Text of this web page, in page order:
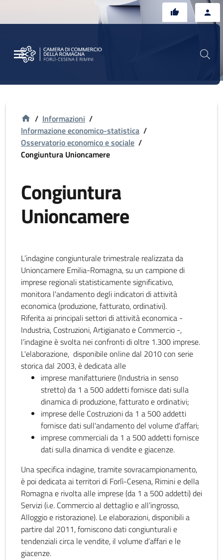
/ Informazioni /
Informazione economico-statistica /
Osservatorio economico e sociale /
Congiuntura Unioncamere
Congiuntura
Unioncamere
L’indagine congiunturale trimestrale realizzata da
Unioncamere Emilia-Romagna, su un campione di
imprese regionali statisticamente significativo,
monitora l'andamento degli indicatori di attività
economica (produzione, fatturato, ordinativi).
Riferita ai principali settori di attività economica -
Industria, Costruzioni, Artigianato e Commercio -,
l’indagine è svolta nei confronti di oltre 1.300 imprese.
L'elaborazione, disponibile online dal 2010 con serie
storica dal 2003, è dedicata alle
imprese manifatturiere (Industria in senso
stretto) da 1 a 500 addetti fornisce dati sulla
dinamica di produzione, fatturato e ordinativi;
imprese delle Costruzioni da 1 a 500 addetti
fornisce dati sull'andamento del volume d'affari;
imprese commerciali da 1 a 500 addetti fornisce
dati sulla dinamica di vendite e giacenze.
Una specifica indagine, tramite sovracampionamento,
è poi dedicata ai territori di Forlì-Cesena, Rimini e della
Romagna e rivolta alle imprese (da 1 a 500 addetti) dei
Servizi (i.e. Commercio al dettaglio e all’ingrosso,
Alloggio e ristorazione). Le elaborazioni, disponibili a
partire dal 2011, forniscono dati congiunturali e
tendenziali circa le vendite, il volume d’affari e le
giacenze.